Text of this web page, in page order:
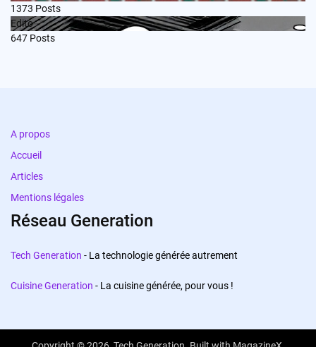
1373 Posts
Edito
647 Posts
A propos
Accueil
Articles
Mentions légales
Réseau Generation
Tech Generation - La technologie générée autrement
Cuisine Generation - La cuisine générée, pour vous !